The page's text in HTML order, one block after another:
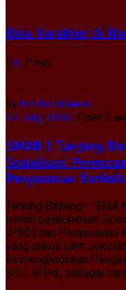
Bina Karakter di
0 2 min
by Edi Kurniawan
23 July 2026 3 min 2
SMAN 1 Tanjung
Sosialisasi
Penyusunan
Tanjung Bintang – SMA
rumah pelaksanaan
(PBD) dan Penyusunan
yang diikuti oleh
ini menghadirkan
S.Si., M.Pd., sebagai